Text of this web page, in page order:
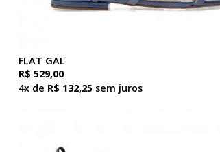
FLAT GAL
R$ 529,00
4x de R$ 132,25 sem juros